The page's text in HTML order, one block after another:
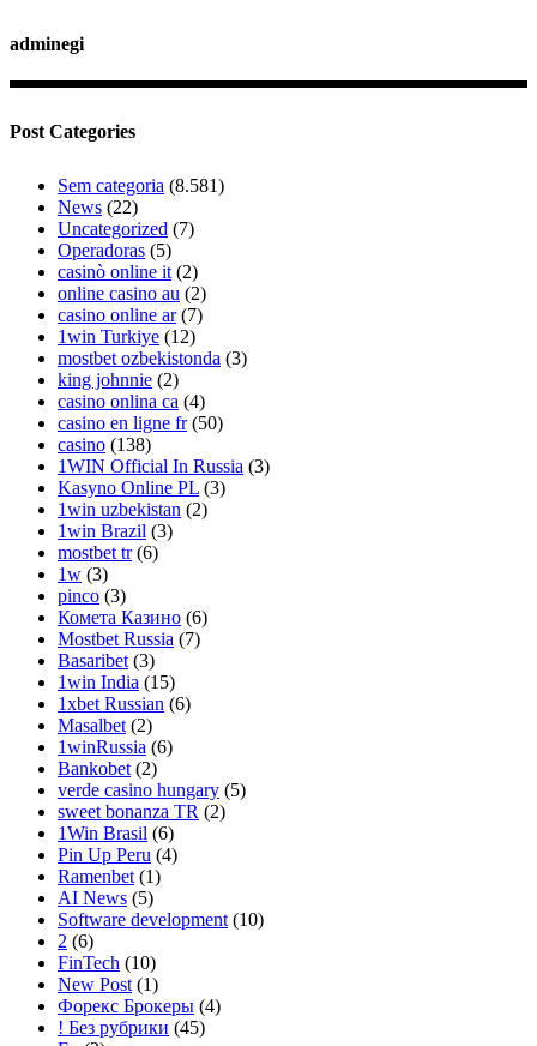
adminegi
Post Categories
Sem categoria (8.581)
News (22)
Uncategorized (7)
Operadoras (5)
casinò online it (2)
online casino au (2)
casino online ar(7)
1win Turkiye (12)
mostbet ozbekistonda (3)
king johnnie (2)
casino onlina ca (4)
casino en ligne fr(50)
casino (138)
1WIN Official In Russia (3)
Kasyno Online PL (3)
1win uzbekistan (2)
1win Brazil (3)
mostbet tr(6)
1w (3)
pinco (3)
Комета Казино (6)
Mostbet Russia (7)
Basaribet (3)
1win India (15)
1xbet Russian (6)
Masalbet (2)
1winRussia (6)
Bankobet (2)
verde casino hungary (5)
sweet bonanza TR (2)
1Win Brasil (6)
Pin Up Peru (4)
Ramenbet (1)
AI News (5)
Software development (10)
2 (6)
FinTech (10)
New Post (1)
Форекс Брокеры (4)
! Без рубрики (45)